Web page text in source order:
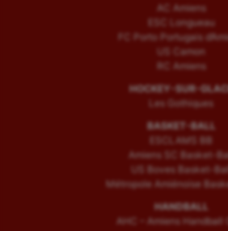
AC Amiens
ESC Longueau
FC Porto Portugais
US Camon
RC Amiens
HOCKEY-SUR-
Les Gothiques
BASKET-BALL
ESCLAMS BB
Amiens SC Basket-
US Boves Basket-
Métropole Amiénoise
HANDBALL
AHC – Amiens Handball